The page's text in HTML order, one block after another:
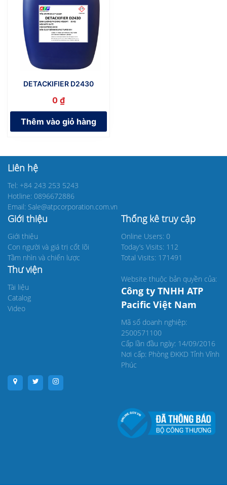
DETACKIFIER D2430
0 ₫
Thêm vào giỏ hàng
Liên hệ
Tel: +84 243 253 5243
Hotline: 0896672886
Email: Sale@atpcorporation.com.vn
Giới thiệu
Giới thiệu
Con người và giá trị cốt lõi
Tầm nhìn và chiến lược
Thư viện
Tài liệu
Catalog
Video
Thống kê truy cập
Online Users: 0
Today’s Visits: 112
Total Visits: 171491
Website thuộc bản quyền của:
Công ty TNHH ATP
Pacific Việt Nam
Mã số doanh nghiệp:
2500571100
Cấp lần đầu ngày: 14/09/2016
Nơi cấp: Phòng ĐKKD Tỉnh Vĩnh
Phúc